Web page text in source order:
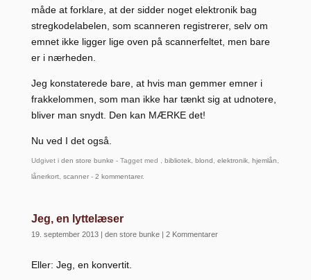
måde at forklare, at der sidder noget elektronik bag
stregkodelabelen, som scanneren registrerer, selv om
emnet ikke ligger lige oven på scannerfeltet, men bare
er i nærheden.
Jeg konstaterede bare, at hvis man gemmer emner i
frakkelommen, som man ikke har tænkt sig at udnotere,
bliver man snydt. Den kan MÆRKE det!
Nu ved I det også.
Udgivet i den store bunke - Tagget med , bibliotek, blond elektronik, hjemlån
lånerkort, scanner- 2 kommentarer.
Jeg, en lyttelæser
19. september 2013| den store bunke| 2 Kommentarer
Eller: Jeg, en konvertit.